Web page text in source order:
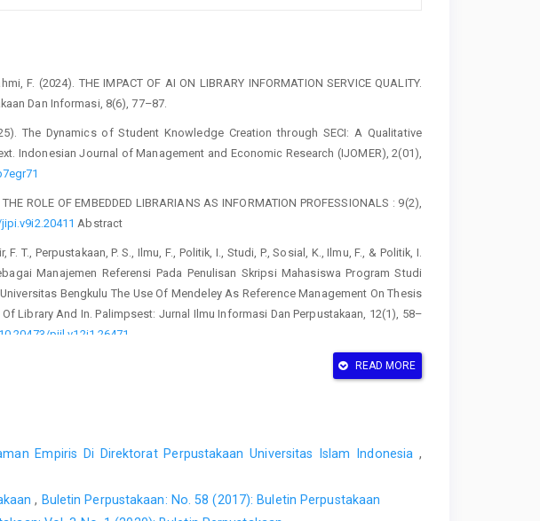
F. (2024). THE IMPACT OF AI ON LIBRARY INFORMATION SERVICE QUALITY.
Dan Informasi, 8(6), 77–87.
The Dynamics of Student Knowledge Creation through SECI: A Qualitative
Indonesian Journal of Management and Economic Research (IJOMER), 2(01),
ROLE OF EMBEDDED LIBRARIANS AS INFORMATION PROFESSIONALS : 9(2),
Abstract
T., Perpustakaan, P. S., Ilmu, F., Politik, I., Studi, P., Sosial, K., Ilmu, F., & Politik, I.
Manajemen Referensi Pada Penulisan Skripsi Mahasiswa Program Studi
Bengkulu The Use Of Mendeley As Reference Management On Thesis
Library And In. Palimpsest: Jurnal Ilmu Informasi Dan Perpustakaan, 12(1), 58–
pjil.v12i1.26471
of college students and countermeasures of university libraries. Frontiers in
Added Value or Essential Instruction? Librarians in the Twenty-First-Century
Quarterly, 57(4), 285–293.https://doi.org/10.5860/rusq.57.4.6706
READ MORE
Empiris Di Direktorat Perpustakaan Universitas Islam Indonesia ,
, Buletin Perpustakaan: No. 58 (2017): Buletin Perpustakaan